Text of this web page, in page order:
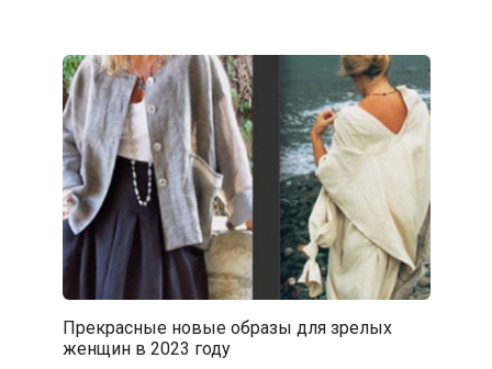
Прекрасные новые образы для зрелых
женщин в 2023 году